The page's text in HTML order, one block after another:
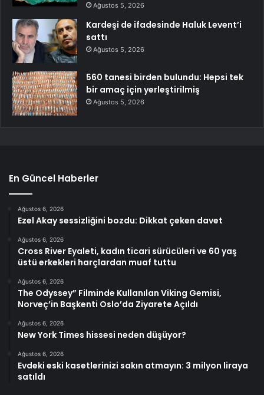
Ağustos 5, 2026
Kardeşi de ifadesinde Haluk Levent’i
sattı
Ağustos 5, 2026
560 tanesi birden bulundu: Hepsi tek
bir amaç için yerleştirilmiş
Ağustos 5, 2026
En Güncel Haberler
Ağustos 6, 2026
Ezel Akay sessizliğini bozdu: Dikkat çeken davet
Ağustos 6, 2026
Cross River Eyaleti, kadın ticari sürücüleri ve 60 yaş
üstü erkekleri harçlardan muaf tuttu
Ağustos 6, 2026
The Odyssey” Filminde Kullanılan Viking Gemisi,
Norveç’in Başkenti Oslo’da Ziyarete Açıldı
Ağustos 6, 2026
New York Times hissesi neden düşüyor?
Ağustos 6, 2026
Evdeki eski kasetlerinizi sakın atmayın: 3 milyon liraya
satıldı